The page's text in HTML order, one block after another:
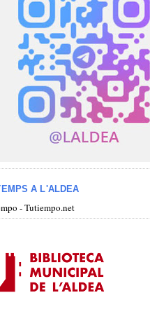
A L'ALDEA
- Tutiempo.net